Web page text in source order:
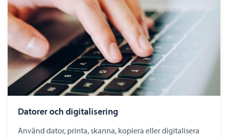
Datorer och digitalisering
Använd dator, printa, skanna, kopiera eller digitalisera